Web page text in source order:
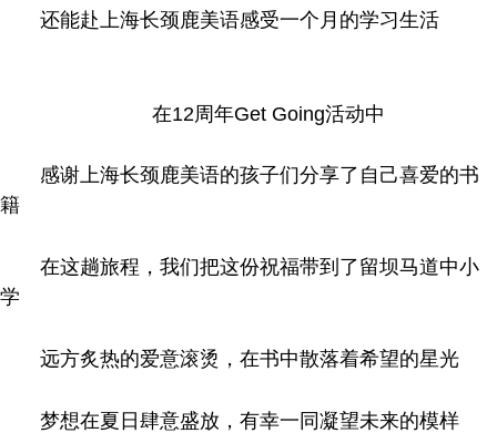
还能赴上海长颈鹿美语感受一个月的学习生活
在12周年Get Going活动中
感谢上海长颈鹿美语的孩子们分享了自己喜爱的书
籍
在这趟旅程，我们把这份祝福带到了留坝马道中小
学
远方炙热的爱意滚烫，在书中散落着希望的星光
梦想在夏日肆意盛放，有幸一同凝望未来的模样